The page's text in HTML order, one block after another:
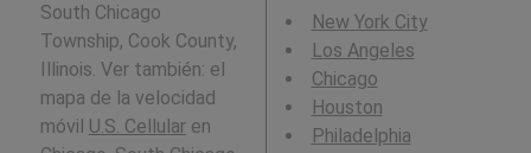
South Chicago
Township, Cook County,
Illinois. Ver también: el
mapa de la velocidad
móvil U.S. Cellularen
New York City
Los Angeles
Chicago
Houston
Philadelphia